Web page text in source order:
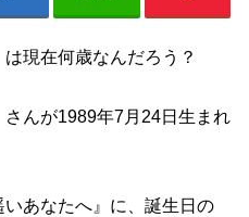
現在何歳なんだろう？
んが1989年7月24日生まれ
あなたへ』に、誕生日の